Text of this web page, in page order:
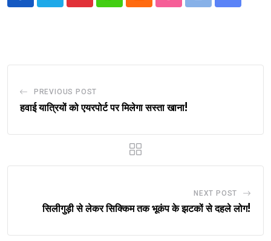
PREVIOUS POST
हवाई यात्रियों को एयरपोर्ट पर मिलेगा सस्ता खाना!
NEXT POST
सिलीगुड़ी से लेकर सिक्किम तक भूकंप के झटकों से दहले लोग!